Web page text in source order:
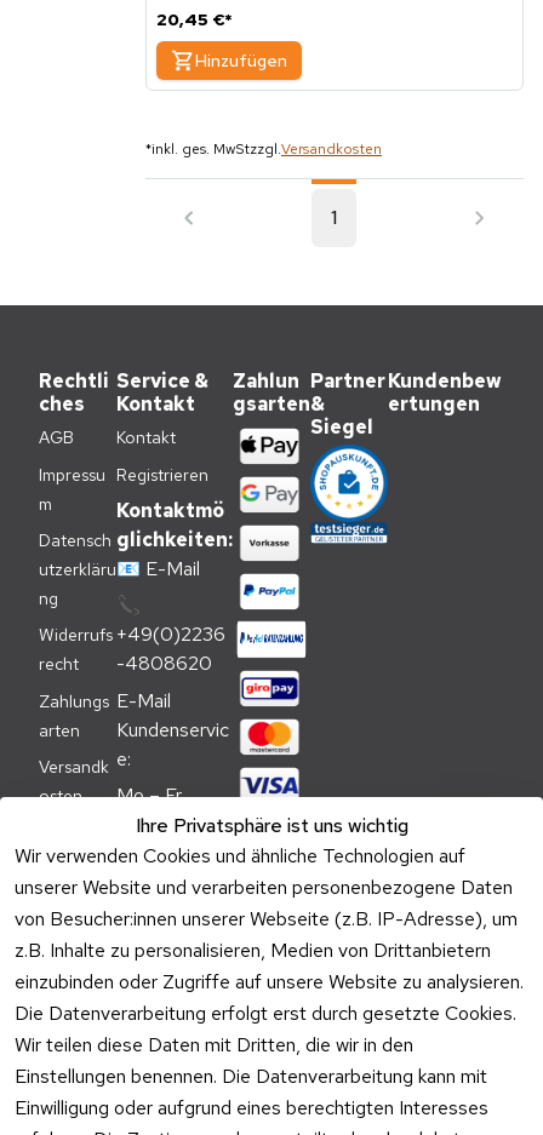
20,45 €*
Hinzufügen
*inkl. ges. MwStzzgl.Versandkosten
1
Ihre Privatsphäre ist uns wichtig
Wir verwenden Cookies und ähnliche Technologien auf
unserer Website und verarbeiten personenbezogene Daten
von Besucher:innen unserer Webseite (z.B. IP-Adresse), um
z.B. Inhalte zu personalisieren, Medien von Drittanbietern
einzubinden oder Zugriffe auf unsere Website zu analysieren.
Die Datenverarbeitung erfolgt erst durch gesetzte Cookies.
Wir teilen diese Daten mit Dritten, die wir in den
Einstellungen benennen. Die Datenverarbeitung kann mit
Einwilligung oder aufgrund eines berechtigten Interesses
Rechtli
ches
AGB
Impressu
m
Datensch
utzerkläru
ng
Widerrufs
recht
Zahlungs
arten
Versandk
osten
nweis
Verpacku
ngshinwei
se
Altgeräte
-
Entsorgu
ng
Service &
Kontakt
Kontakt
Registrieren
Kontaktmö
glichkeiten:
📧 E-Mail
📞
+49(0)2236
-4808620
E-Mail
Kundenservic
e:
Mo – Fr
09:00 –
17:00 Uhr
Telefon
Kundenservic
e:
Mo – Fr 11:00
– 15:00 Uhr
Zahlun
gsarten
Versa
ndpa
Partner
&
Siegel
Kundenbew
ertungen